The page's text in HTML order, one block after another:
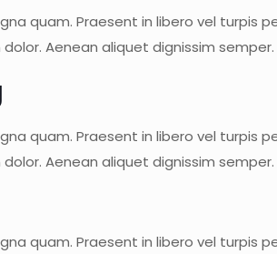
quam. Praesent in libero vel turpis
Aenean aliquet dignissim semper.
quam. Praesent in libero vel turpis
Aenean aliquet dignissim semper.
quam. Praesent in libero vel turpis